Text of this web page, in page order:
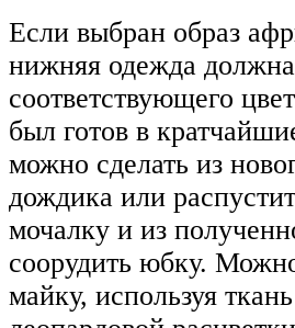
Если выбран образ
нижняя одежда
соответствующего
был готов в
можно сделать из
дождика или
мочалку и из
соорудить юбку.
майку, используя